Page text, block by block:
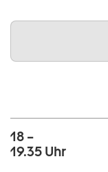
18 –
19.35 Uhr